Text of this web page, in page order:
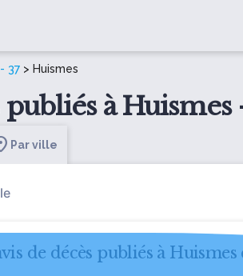
37 > Huismes
publiés à
Par ville
de décès publiés à